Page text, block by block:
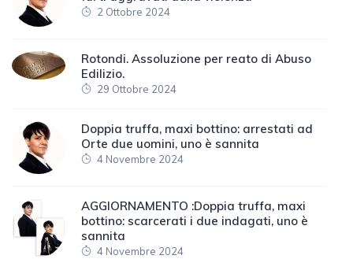
2 Ottobre 2024
Rotondi. Assoluzione per reato di Abuso
Edilizio.
29 Ottobre 2024
Doppia truffa, maxi bottino: arrestati ad
Orte due uomini, uno è sannita
4 Novembre 2024
AGGIORNAMENTO :Doppia truffa, maxi
bottino: scarcerati i due indagati, uno è
sannita
4 Novembre 2024